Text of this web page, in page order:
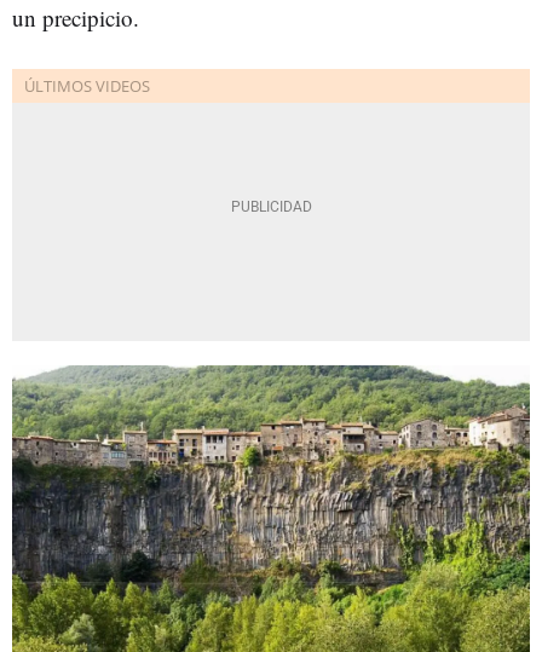
un precipicio.